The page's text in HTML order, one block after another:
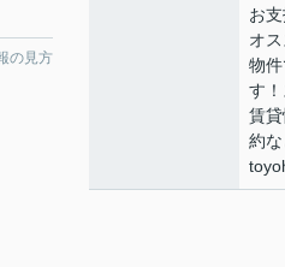
の見方
お
オ
物
す
賃
約